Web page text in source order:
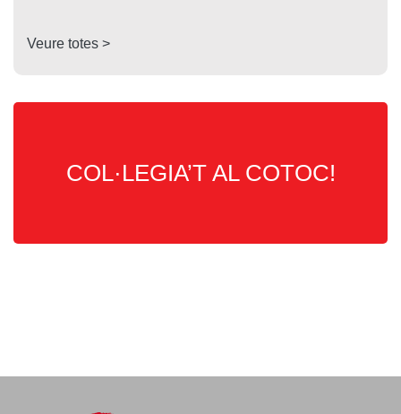
Veure totes >
COL·LEGIA’T AL COTOC!